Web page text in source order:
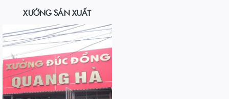
XƯỞNG SẢN XUẤT